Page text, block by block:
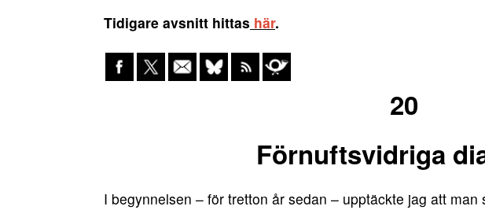
Tidigare avsnitt hittas här.
20
Förnuftsvidriga
I begynnelsen – för tretton år sedan – upptäckte jag att